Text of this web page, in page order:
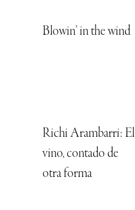
Blowin’ in the wind
Richi Arambarri: El
vino, contado de
otra forma